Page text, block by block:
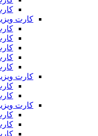
کارت
کارت
کارت